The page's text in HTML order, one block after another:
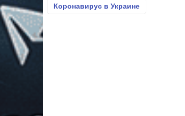
Коронавирус в Украине